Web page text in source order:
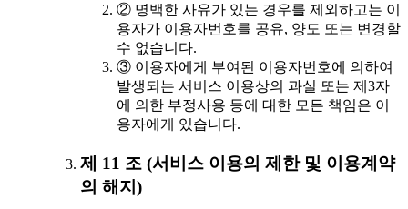
② 명백한 사유가 있는 경우를 제외하고는 이
용자가 이용자번호를 공유, 양도 또는 변경할
수 없습니다.
③ 이용자에게 부여된 이용자번호에 의하여
발생되는 서비스 이용상의 과실 또는 제3자
에 의한 부정사용 등에 대한 모든 책임은 이
용자에게 있습니다.
제 11 조 (서비스 이용의 제한 및 이용계약
의 해지)